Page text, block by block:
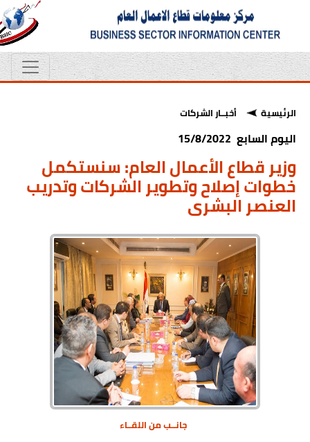
الرئيسية أخبــار الشركات
اليوم السابع 15/8/2022
وزير قطاع الأعمال العام: سنستكمل
خطوات إصلاح وتطوير الشركات وتدريب
العنصر البشرى
جانــب من اللقــاء